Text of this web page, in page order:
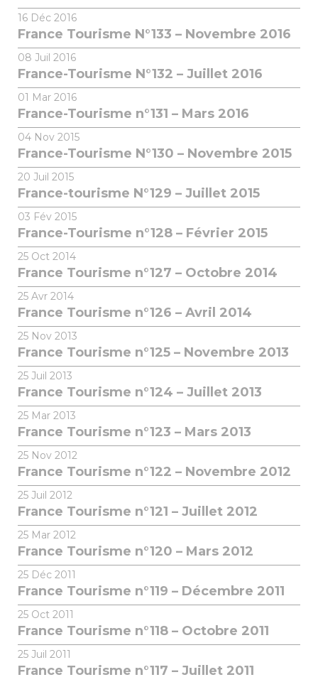
16 Déc 2016
France Tourisme N°133 – Novembre 2016
08 Juil 2016
France-Tourisme N°132 – Juillet 2016
01 Mar 2016
France-Tourisme n°131 – Mars 2016
04 Nov 2015
France-Tourisme N°130 – Novembre 2015
20 Juil 2015
France-tourisme N°129 – Juillet 2015
03 Fév 2015
France-Tourisme n°128 – Février 2015
25 Oct 2014
France Tourisme n°127 – Octobre 2014
25 Avr 2014
France Tourisme n°126 – Avril 2014
25 Nov 2013
France Tourisme n°125 – Novembre 2013
25 Juil 2013
France Tourisme n°124 – Juillet 2013
25 Mar 2013
France Tourisme n°123 – Mars 2013
25 Nov 2012
France Tourisme n°122 – Novembre 2012
25 Juil 2012
France Tourisme n°121 – Juillet 2012
25 Mar 2012
France Tourisme n°120 – Mars 2012
25 Déc 2011
France Tourisme n°119 – Décembre 2011
25 Oct 2011
France Tourisme n°118 – Octobre 2011
25 Juil 2011
France Tourisme n°117 – Juillet 2011